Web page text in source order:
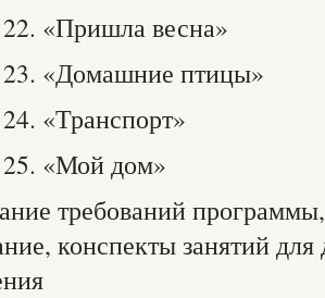
22. «Пришла весна»
23. «Домашние птицы»
«Транспорт»
25. «Мой дом»
требований
конспекты занятий